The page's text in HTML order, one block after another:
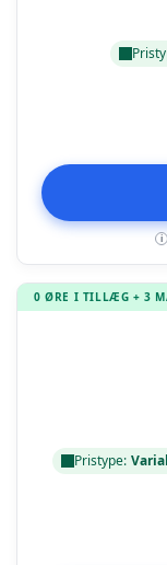
i
0 ØRE I TILLÆG + 3
Pristype: